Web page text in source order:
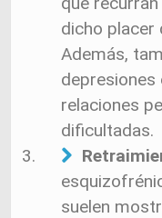
dicho placer
Además,
depresiones
relaciones
dificultadas.
suelen